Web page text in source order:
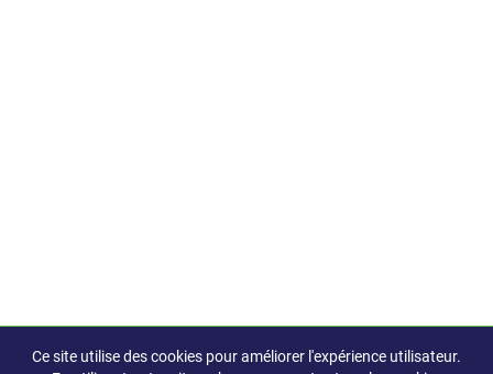
Ce site utilise des cookies pour améliorer l'expérience utilisateur.